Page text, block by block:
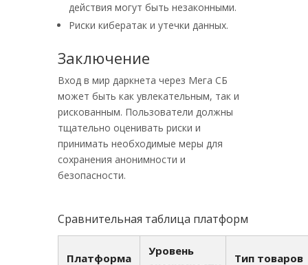
действия могут быть незаконными.
Риски кибератак и утечки данных.
Заключение
Вход в мир даркнета через Мега СБ
может быть как увлекательным, так и
рискованным. Пользователи должны
тщательно оценивать риски и
принимать необходимые меры для
сохранения анонимности и
безопасности.
Сравнительная таблица платформ
Платформа
Уровень
Тип товаров